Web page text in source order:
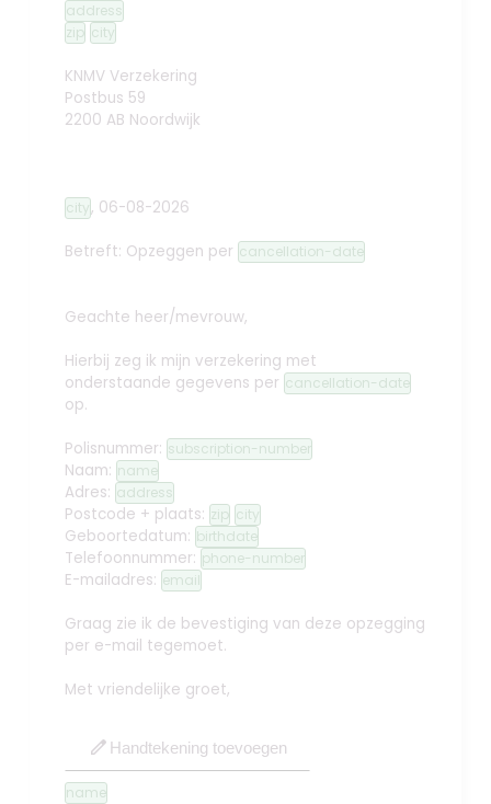
address
zip city
KNMV Verzekering
Postbus 59
2200 AB Noordwijk
city, 06-08-2026
Betreft: Opzeggen per cancellation-date
Geachte heer/mevrouw,
Hierbij zeg ik mijn verzekering met
onderstaande gegevens per cancellation-date
op.
Polisnummer: subscription-number
Naam: name
Adres: address
Postcode + plaats: zip city
Geboortedatum: birthdate
Telefoonnummer: phone-number
E-mailadres: email
Graag zie ik de bevestiging van deze opzegging
per e-mail tegemoet.
Met vriendelijke groet,
edit Handtekening toevoegen
name